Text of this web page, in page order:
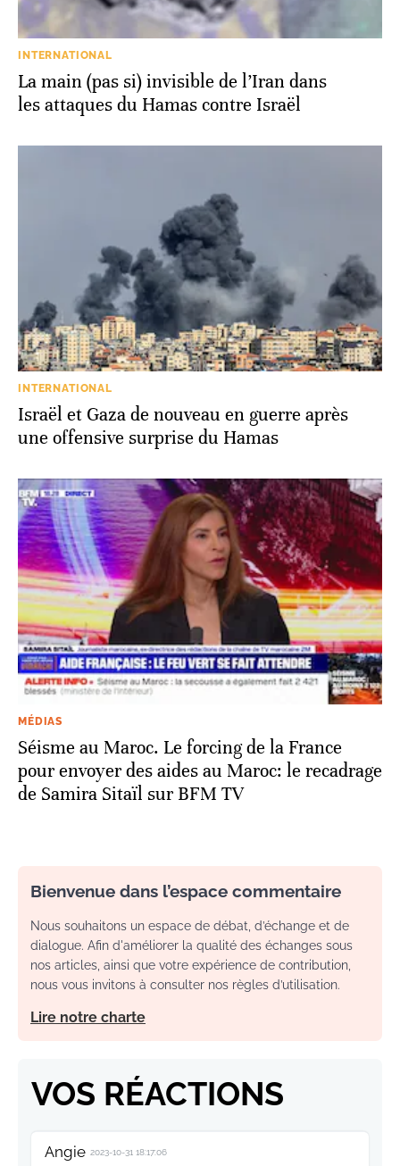
INTERNATIONAL
La main (pas si) invisible de l’Iran dans
les attaques du Hamas contre Israël
INTERNATIONAL
Israël et Gaza de nouveau en guerre après
une offensive surprise du Hamas
MÉDIAS
Séisme au Maroc. Le forcing de la France
pour envoyer des aides au Maroc: le recadrage
de Samira Sitaïl sur BFM TV
Bienvenue dans l’espace commentaire
Nous souhaitons un espace de débat, d’échange et de
dialogue. Afin d'améliorer la qualité des échanges sous
nos articles, ainsi que votre expérience de contribution,
nous vous invitons à consulter nos règles d’utilisation.
Lire notre charte
VOS RÉACTIONS
Angie 2023-10-31 18:17:06